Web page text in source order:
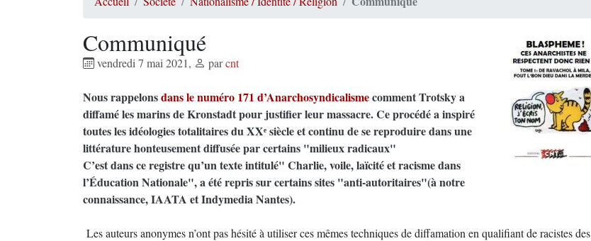
Communiqué
vendredi 7 mai 2021, parcnt
Nous rappelonsdans le numéro 171 d’Anarchosyndicalismecomment Trotsky a
diffamé les marins de Kronstadt pour justifier leur massacre. Ce procédé a inspiré
toutes les idéologies totalitaires du XXᵉ siècle et continu de se reproduire dans une
littérature honteusement diffusée par certains "milieux radicaux"
C’est dans ce registre qu’un texte intitulé" Charlie, voile, laïcité et racisme dans
l’Éducation Nationale", a été repris sur certains sites "anti-autoritaires"(à notre
connaissance, IAATA et Indymedia Nantes).
Les auteurs anonymes n’ont pas hésité à utiliser ces mêmes techniques de diffamation en qualifiant de racistes des